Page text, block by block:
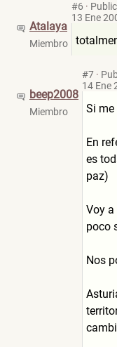
Atalaya
Miembro
#6 ·
13 Ene
beep2008
Miembro
#7 ·
14 Ene
Si
En
es
paz)
Voy a
poco
Nos